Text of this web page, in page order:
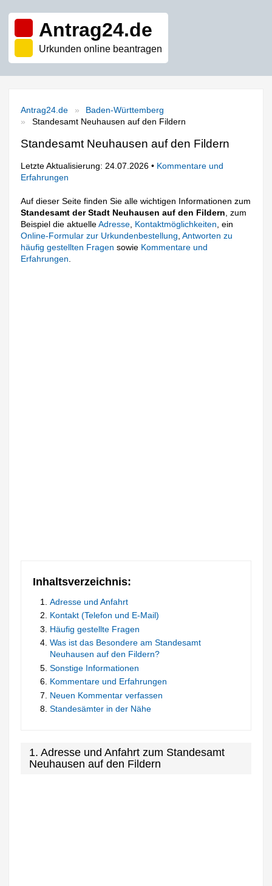
Antrag24.de
Urkunden online beantragen
Antrag24.de
Baden-Württemberg
Standesamt Neuhausen auf den Fildern
Standesamt Neuhausen auf den Fildern
Letzte Aktualisierung: 24.07.2026 • Kommentare und
Erfahrungen
Auf dieser Seite finden Sie alle wichtigen Informationen zum
Standesamt der Stadt Neuhausen auf den Fildern , zum
Beispiel die aktuelleAdresse Kontaktmöglichkeiten , ein
Online-Formular zur Urkundenbestellung ,Antworten zu
häufig gestellten Fragen sowie Kommentare und
Erfahrungen
Inhaltsverzeichnis:
Adresse und Anfahrt
Kontakt (Telefon und E-Mail)
Häufig gestellte Fragen
Was ist das Besondere am Standesamt
Neuhausen auf den Fildern?
Sonstige Informationen
Kommentare und Erfahrungen
Neuen Kommentar verfassen
Standesämter in der Nähe
1. Adresse und Anfahrt zum Standesamt
Neuhausen auf den Fildern